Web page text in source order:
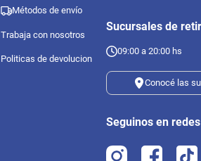
Métodos de envío
Trabaja con nosotros
Politicas de devolucion
Sucursales de
09:00 a 20:00 hs
Conocé las
Seguinos en redes